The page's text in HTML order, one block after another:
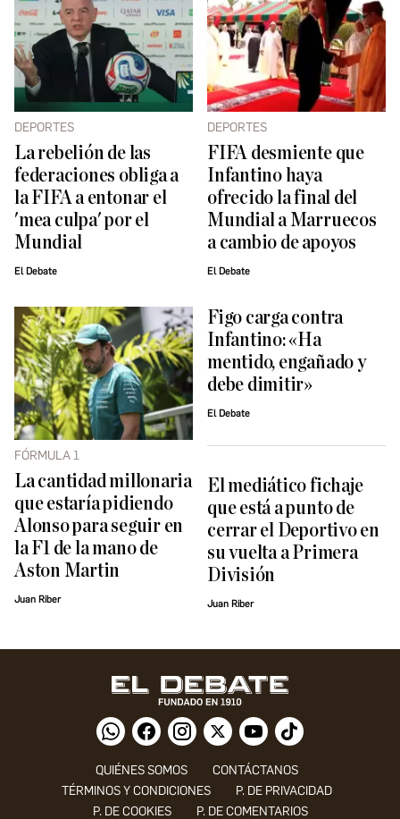
DEPORTES
La rebelión de las
federaciones obliga a
la FIFA a entonar el
'mea culpa' por el
Mundial
El Debate
DEPORTES
FIFA desmiente que
Infantino haya
ofrecido la final del
Mundial a Marruecos
a cambio de apoyos
El Debate
FÓRMULA 1
La cantidad millonaria
que estaría pidiendo
Alonso para seguir en
la F1 de la mano de
Aston Martin
Juan Riber
Figo carga contra
Infantino: «Ha
mentido, engañado y
debe dimitir»
El Debate
El mediático fichaje
que está a punto de
cerrar el Deportivo en
su vuelta a Primera
División
Juan Riber
QUIÉNES SOMOS
CONTÁCTANOS
TÉRMINOS Y CONDICIONES
P. DE PRIVACIDAD
P. DE COOKIES
P. DE COMENTARIOS